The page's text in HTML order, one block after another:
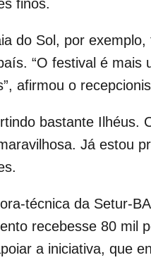
finos.
do Sol, por
“O festival é mais
afirmou o
bastante Ilhéus.
Já estou
técnica da Setur-
recebesse 80 mil
a iniciativa, que